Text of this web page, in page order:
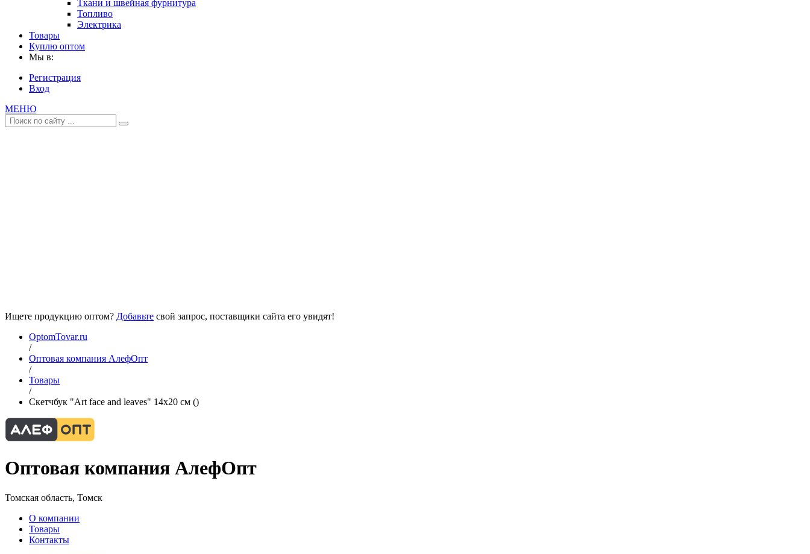
Ткани и швейная фурнитура
Топливо
Электрика
Товары
Куплю оптом
Мы в:
Регистрация
Вход
МЕНЮ
Ищете продукцию оптом? Добавьте свой запрос, поставщики сайта его увидят!
OptomTovar.ru
/
Оптовая компания АлефОпт
/
Товары
/
Скетчбук "Art face and leaves" 14х20 см ()
Оптовая компания АлефОпт
Томская область, Томск
О компании
Товары
Контакты